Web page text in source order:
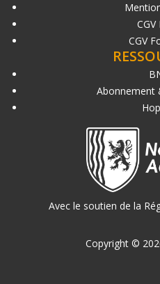
CGV
CGV
Abonnement
Avec le soutien de la
Copyright ©